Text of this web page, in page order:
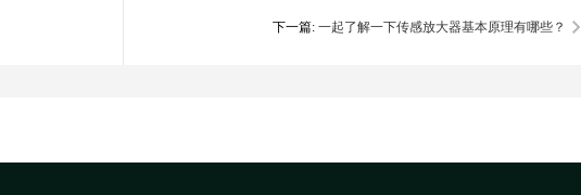
下一篇: 一起了解一下传感放大器基本原理有哪些？